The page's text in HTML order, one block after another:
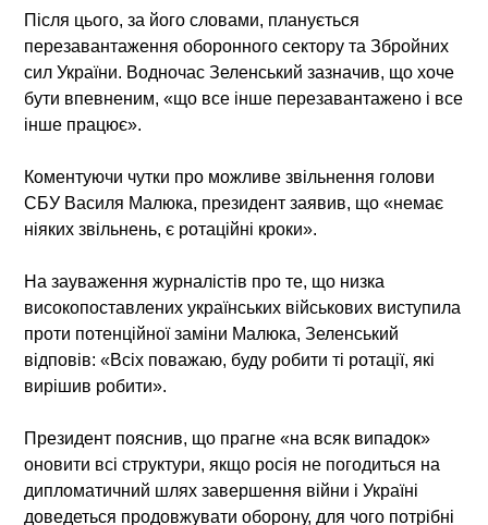
Після цього, за його словами, планується
перезавантаження оборонного сектору та Збройних
сил України. Водночас Зеленський зазначив, що хоче
бути впевненим, «що все інше перезавантажено і все
інше працює».
Коментуючи чутки про можливе звільнення голови
СБУ Василя Малюка, президент заявив, що «немає
ніяких звільнень, є ротаційні кроки».
На зауваження журналістів про те, що низка
високопоставлених українських військових виступила
проти потенційної заміни Малюка, Зеленський
відповів: «Всіх поважаю, буду робити ті ротації, які
вирішив робити».
Президент пояснив, що прагне «на всяк випадок»
оновити всі структури, якщо росія не погодиться на
дипломатичний шлях завершення війни і Україні
доведеться продовжувати оборону, для чого потрібні